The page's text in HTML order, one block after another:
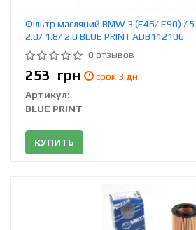
Фільтр масляний BMW 3 (E46/ E90) /
2.0/ 1.8/ 2.0 BLUE PRINT ADB112106
0 отзывов
253 грн
срок 3 дн.
Артикул:
BLUE PRINT
КУПИТЬ